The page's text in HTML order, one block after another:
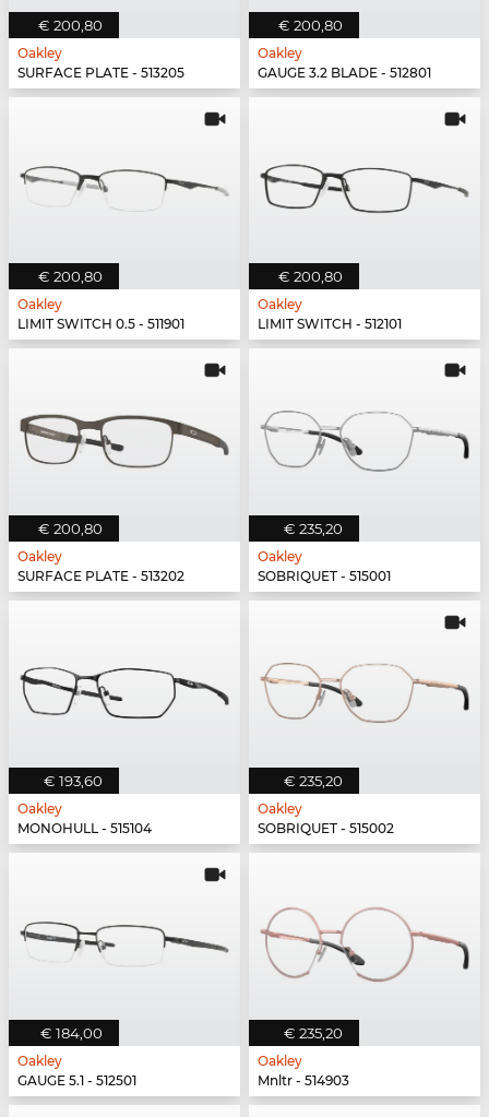
€ 200,80
Oakley
SURFACE PLATE - 513205
€ 200,80
Oakley
GAUGE 3.2 BLADE - 512801
€ 200,80
Oakley
LIMIT SWITCH 0.5 - 511901
€ 200,80
Oakley
LIMIT SWITCH - 512101
€ 200,80
Oakley
SURFACE PLATE - 513202
€ 235,20
Oakley
SOBRIQUET - 515001
€ 193,60
Oakley
MONOHULL - 515104
€ 235,20
Oakley
SOBRIQUET - 515002
€ 184,00
Oakley
GAUGE 5.1 - 512501
€ 235,20
Oakley
Mnltr - 514903